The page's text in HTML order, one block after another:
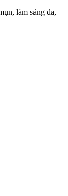
làm sáng da,